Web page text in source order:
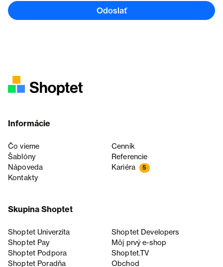
Odoslať
Informácie
Čo vieme
Cenník
Šablóny
Referencie
Nápoveda
Kariéra 5
Kontakty
Skupina Shoptet
Shoptet Univerzita
Shoptet Developers
Shoptet Pay
Môj prvý e-shop
Shoptet Podpora
Shoptet.TV
Shoptet Poradňa
Obchod